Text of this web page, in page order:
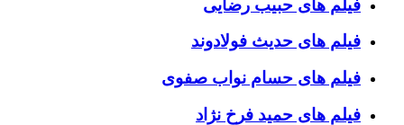
فیلم های حبیب رضایی
فیلم های حدیث فولادوند
فیلم های حسام نواب صفوی
فیلم های حمید فرخ نژاد